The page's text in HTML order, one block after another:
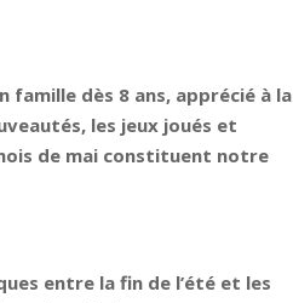
famille dès 8 ans, apprécié à la
les jeux joués et
de mai constituent notre
entre la fin de l’été et les